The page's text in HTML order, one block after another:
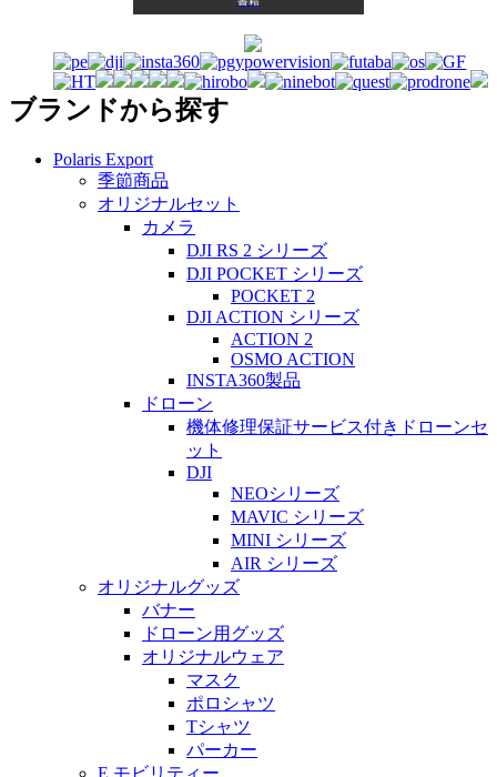
ブランドから探す
Polaris Export
季節商品
オリジナルセット
カメラ
DJI RS 2 シリーズ
DJI POCKET シリーズ
POCKET 2
DJI ACTION シリーズ
ACTION 2
OSMO ACTION
INSTA360製品
ドローン
機体修理保証サービス付きドローンセ
ット
DJI
NEOシリーズ
MAVIC シリーズ
MINI シリーズ
AIR シリーズ
オリジナルグッズ
バナー
ドローン用グッズ
オリジナルウェア
マスク
ポロシャツ
Tシャツ
パーカー